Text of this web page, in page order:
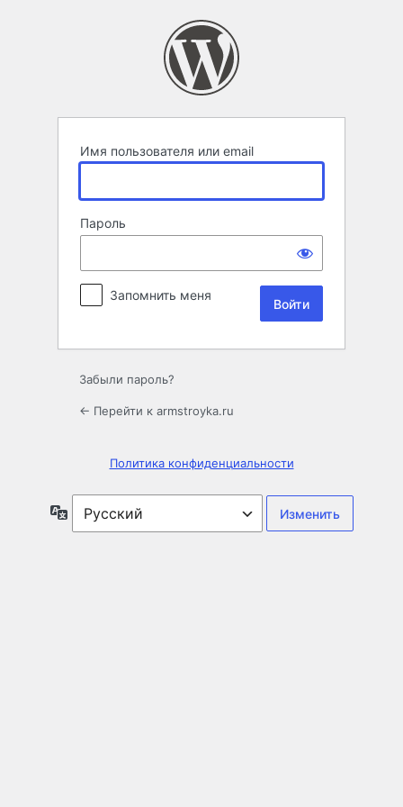
Имя пользователя или email
Пароль
Запомнить меня
Забыли пароль?
← Перейти к armstroyka.ru
Политика конфиденциальности
Язык